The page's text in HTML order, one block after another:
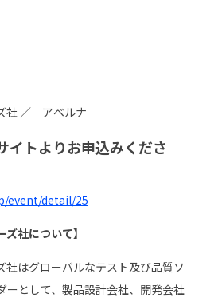
社 ／ アベルナ
イトよりお申込みくださ
event/detail/25
ズ社について】
社はグローバルなテスト及び品質ソ
ーとして、製品設計会社、開発会社